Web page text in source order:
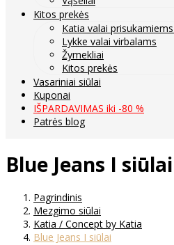
Kitos prekės
Katia valai
Lykke valai virbalams
Žymekliai
Kitos prekės
Vasariniai siūlai
Kuponai
IŠPARDAVIMAS iki -80 %
Patrės blog
Blue Jeans I siūlai
Pagrindinis
Mezgimo siūlai
Katia / Concept by Katia
Blue Jeans I siūlai